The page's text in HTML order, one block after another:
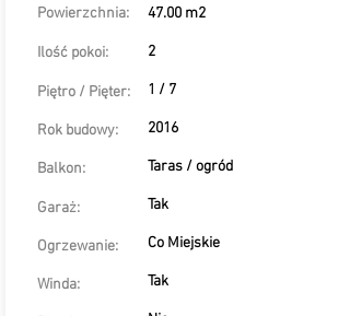
Powierzchnia:
Ilość pokoi:
Piętro / Pięter:
Rok budowy:
Balkon:
Garaż:
Ogrzewanie:
Winda:
47.00 m2
2
1 / 7
2016
Taras / ogród
Tak
Co Miejskie
Tak